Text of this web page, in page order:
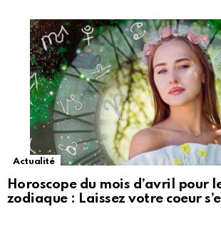
Actualité
Horoscope du mois d’avril pour
zodiaque : Laissez votre coeur